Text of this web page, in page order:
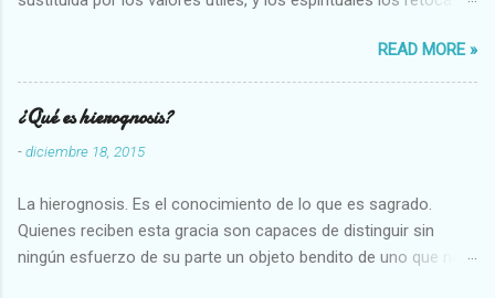
Abundante-Escaso,etc 2 VITALES Sano-Enfermo Selecto-
Vulgar Enérgico-Inerte Fuerte-Débil,etc. 3 ESPIRITUALES a)
Intelectuales Conocimiento-Error Exacto-Aproximado
Evidente-Probable,etc b) Morales Bueno-malo Bondadoso-
malvado Justo-Injusto Escrupuloso-Relajado Leal-Desleal,etc.
Armonioso-Inarmonioso 4 RELIGIOSOS Santo-Pr...
READ MORE »
¿Qué es hierognosis?
-diciembre 18, 2015
La hierognosis. Es el conocimiento de lo que es sagrado.
Quienes reciben esta gracia son capaces de distinguir sin
ningún esfuerzo de su parte un objeto bendito de uno que no